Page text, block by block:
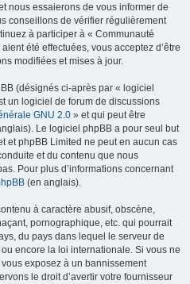
nous essaierons de vous informer de
conseillons de vérifier régulièrement
à participer à « Communauté
été effectuées, vous acceptez d’être
modifiées et mises à jour.
(désignés ci-après par « logiciel
un logiciel de forum de discussions
GNU 2.0 » et qui peut être
Le logiciel phpBB a pour seul but
et phpBB Limited ne peut en aucun cas
et du contenu que nous
Pour plus d’informations concernant
(en anglais).
à caractère abusif, obscène,
pornographique, etc. qui pourrait
du pays dans lequel le serveur de
encore la loi internationale. Si vous ne
exposez à un bannissement
le droit d’avertir votre fournisseur